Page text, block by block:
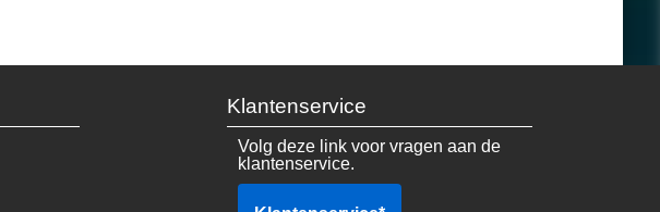
Klantenservice
Volg deze link voor vragen aan de
klantenservice.